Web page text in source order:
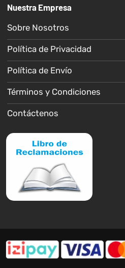
Nuestra Empresa
Sobre Nosotros
Política de Privacidad
Política de Envío
Términos y Condiciones
Contáctenos